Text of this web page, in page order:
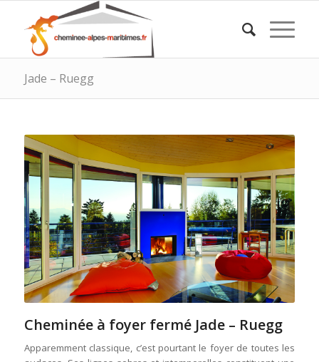
Jade – Ruegg
Cheminée à foyer fermé Jade – Ruegg
Apparemment classique, c’est pourtant le foyer de toutes les